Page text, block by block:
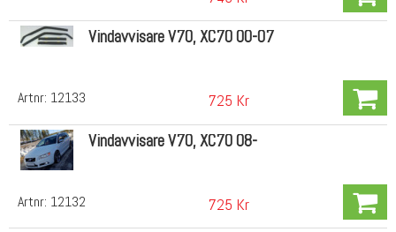
Artnr: 12133
Vindavvisare V70, XC70 00-07
725 Kr
Artnr: 12132
Vindavvisare V70, XC70 08-
725 Kr